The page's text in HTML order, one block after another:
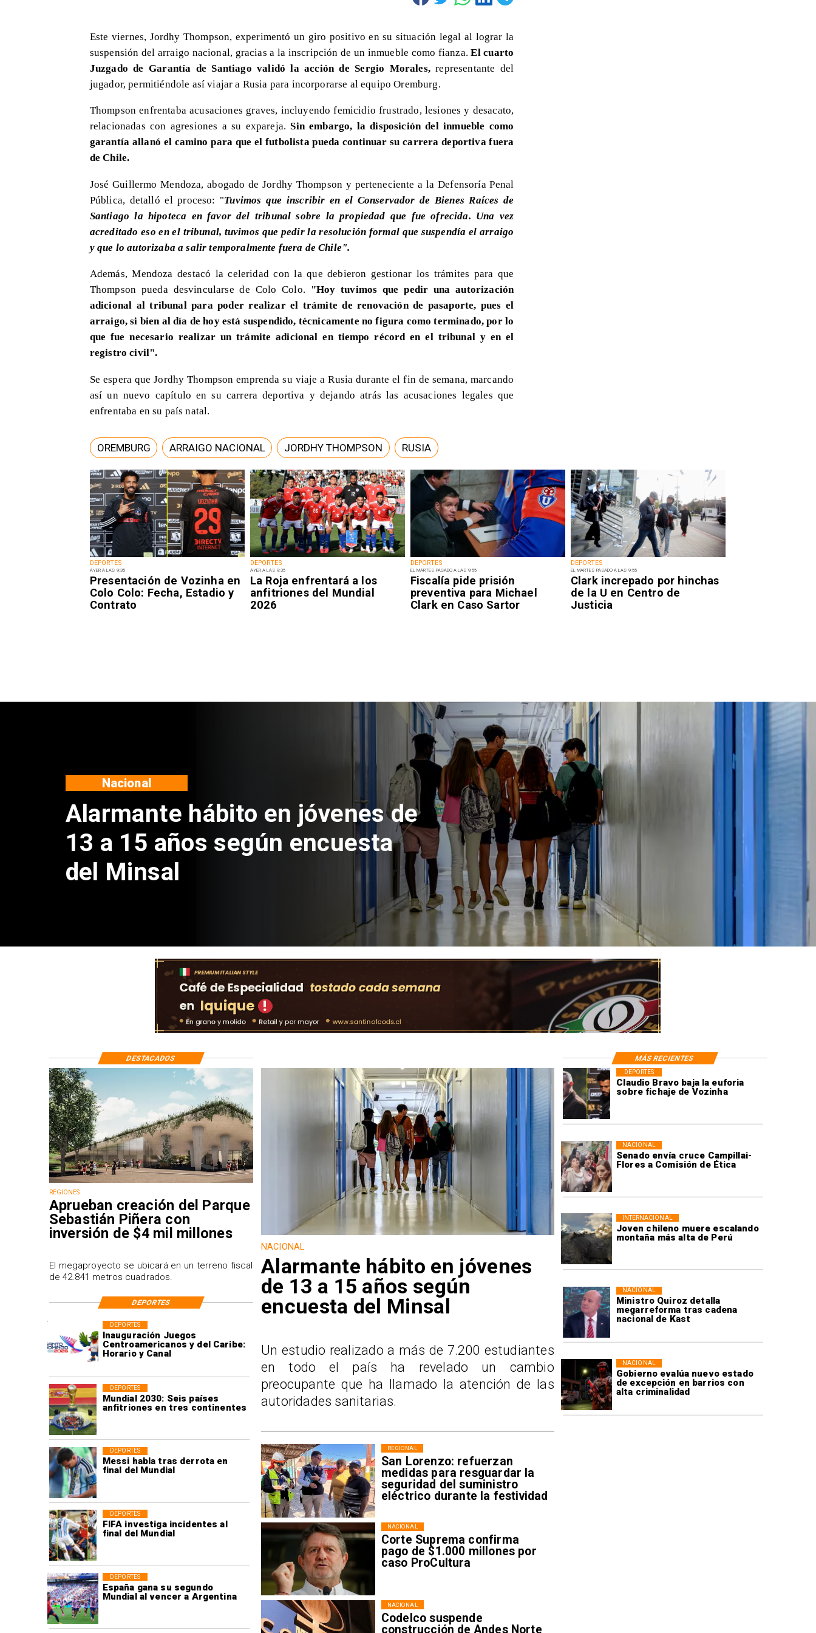
DEPORTES
AYER A LAS 9:35
Presentación de Vozinha en
Colo Colo: Fecha, Estadio y
Contrato
DEPORTES
AYER A LAS 9:35
La Roja enfrentará a los
anfitriones del Mundial
2026
DEPORTES
EL MARTES PASADO A LAS 9:55
Fiscalía pide prisión
preventiva para Michael
Clark en Caso Sartor
DEPORTES
EL MARTES PASADO A LAS 9:55
Clark increpado por hinchas
de la U en Centro de
Justicia
Este viernes, Jordhy Thompson, experimentó un giro positivo en su situación legal al lograr la
suspensión del arraigo nacional, gracias a la inscripción de un inmueble como fianza.El cuarto
Juzgado de Garantía de Santiago validó la acción de Sergio Morales,representante del
jugador, permitiéndole así viajar a Rusia para incorporarse al equipo Oremburg.
​Thompson enfrentaba acusaciones graves, incluyendo femicidio frustrado, lesiones y desacato,
relacionadas con agresiones a su expareja.Sin embargo, la disposición del inmueble como
garantía allanó el camino para que el futbolista pueda continuar su carrera deportiva fuera
de Chile.
José Guillermo Mendoza, abogado de Jordhy Thompson y perteneciente a la Defensoría Penal
Pública, detalló el proceso: "Tuvimos que inscribir en el Conservador de Bienes Raíces de
Santiago la hipoteca en favor del tribunal sobre la propiedad que fue ofrecida. Una vez
acreditado eso en el tribunal, tuvimos que pedir la resolución formal que suspendía el arraigo
y que lo autorizaba a salir temporalmente fuera de Chile".
​Además, Mendoza destacó la celeridad con la que debieron gestionar los trámites para que
Thompson pueda desvincularse de Colo Colo. "Hoy tuvimos que pedir una autorización
adicional al tribunal para poder realizar el trámite de renovación de pasaporte, pues el
arraigo, si bien al día de hoy está suspendido, técnicamente no figura como terminado, por lo
que fue necesario realizar un trámite adicional en tiempo récord en el tribunal y en el
registro civil".
Se espera que Jordhy Thompson emprenda su viaje a Rusia durante el fin de semana, marcando
así un nuevo capítulo en su carrera deportiva y dejando atrás las acusaciones legales que
enfrentaba en su país natal.
OREMBURG ARRAIGO NACIONAL JORDHY THOMPSON RUSIA
Aprueban creación del Parque
Sebastián Piñera con inversión
de $4 mil millones
Regiones
Claudio Bravo baja la euforia
sobre fichaje de Vozinha
DEPORTES
Senado envía cruce Campillai-
Flores a Comisión de Ética
NACIONAL
Joven chileno muere escalando
montaña más alta de Perú
INTERNACIONAL
Ministro Quiroz detalla
megarreforma tras cadena
nacional de Kast
NACIONAL
Gobierno evalúa nuevo estado
de excepción en barrios con
alta criminalidad
NACIONAL
Inauguración Juegos
Centroamericanos y del Caribe:
Horario y Canal
DEPORTES
Mundial 2030: Seis países
anfitriones en tres continentes
DEPORTES
Messi habla tras derrota en
final del Mundial
DEPORTES
FIFA investiga incidentes al
final del Mundial
DEPORTES
España gana su segundo
Mundial al vencer a Argentina
DEPORTES
San Lorenzo: refuerzan
medidas para resguardar la
seguridad del suministro
eléctrico durante la festividad
REGIONAL
Corte Suprema confirma
pago de $1.000 millones por
caso ProCultura
NACIONAL
Codelco suspende
construcción de Andes Norte
NACIONAL
REGIONES
Aprueban creación del Parque
Sebastián Piñera con
inversión de $4 mil millones
El megaproyecto se ubicará en un terreno fiscal
de 42.841 metros cuadrados.
NACIONAL
Alarmante hábito en jóvenes
de 13 a 15 años según
encuesta del Minsal
Un estudio realizado a más de 7.200 estudiantes
en todo el país ha revelado un cambio
preocupante que ha llamado la atención de las
autoridades sanitarias.
DESTACADOS MÁS RECIENTES
DEPORTES